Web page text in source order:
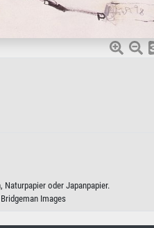
oder Japanpapier.
Images